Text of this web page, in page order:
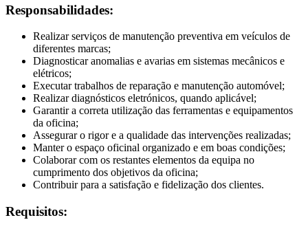
Responsabilidades:
Realizar serviços de manutenção preventiva em veículos de
diferentes marcas;
Diagnosticar anomalias e avarias em sistemas mecânicos e
elétricos;
Executar trabalhos de reparação e manutenção automóvel;
Realizar diagnósticos eletrónicos, quando aplicável;
Garantir a correta utilização das ferramentas e equipamentos
da oficina;
Assegurar o rigor e a qualidade das intervenções realizadas;
Manter o espaço oficinal organizado e em boas condições;
Colaborar com os restantes elementos da equipa no
cumprimento dos objetivos da oficina;
Contribuir para a satisfação e fidelização dos clientes.
Requisitos: